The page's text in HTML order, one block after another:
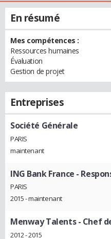
En résumé
Mes compétences :
Ressources humaines
Évaluation
Gestion de projet
Entreprises
Société Générale
PARIS
maintenant
ING Bank France -
PARIS
2015 - maintenant
Menway Talents- Chef
2012 - 2015